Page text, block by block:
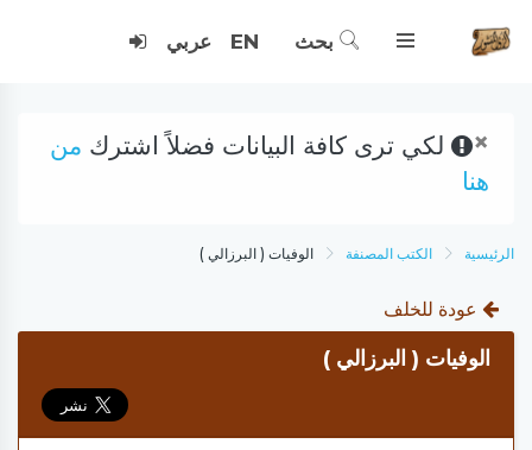
بحث EN عربي
× لكي ترى كافة البيانات فضلاً اشترك من
هنا
الرئيسية الكتب المصنفة الوفيات ( البرزالي )
عودة للخلف
الوفيات ( البرزالي )